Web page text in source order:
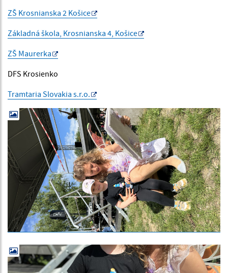
ZŠ Krosnianska 2 Košice
Základná škola, Krosnianska 4, Košice
ZŠ Maurerka
DFS Krosienko
Tramtaria Slovakia s.r.o.